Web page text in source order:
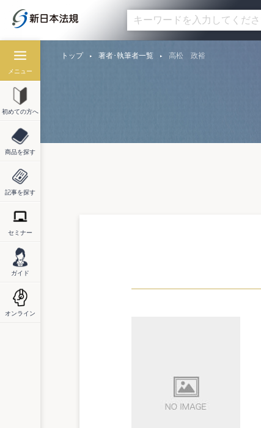
メニュー
初めての方へ
商品を探す
記事を探す
セミナー
ガイド
オンライン
トップ 著者･執筆者一覧 高松 政裕